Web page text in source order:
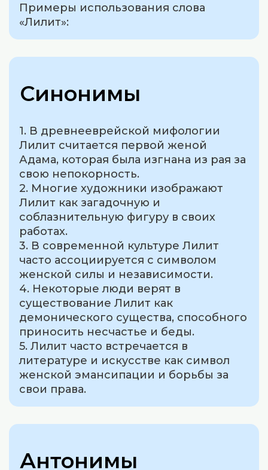
Примеры использования слова
«Лилит»:
Синонимы
1. В древнееврейской мифологии
Лилит считается первой женой
Адама, которая была изгнана из рая за
свою непокорность.
2. Многие художники изображают
Лилит как загадочную и
соблазнительную фигуру в своих
работах.
3. В современной культуре Лилит
часто ассоциируется с символом
женской силы и независимости.
4. Некоторые люди верят в
существование Лилит как
демонического существа, способного
приносить несчастье и беды.
5. Лилит часто встречается в
литературе и искусстве как символ
женской эмансипации и борьбы за
свои права.
Антонимы